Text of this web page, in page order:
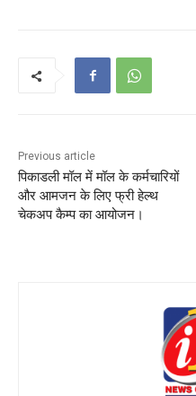
Previous article
पिकाडली मॉल में मॉल के कर्मचारियों
और आमजन के लिए फ्री हेल्थ
चेकअप कैम्प का आयोजन।